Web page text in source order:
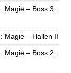
Magie – Boss 3:
Magie – Hallen II
Magie – Boss 2: